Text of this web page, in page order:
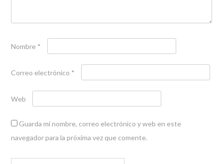
Nombre *
Correo electrónico *
Web
Guarda mi nombre, correo electrónico y web en este
navegador para la próxima vez que comente.